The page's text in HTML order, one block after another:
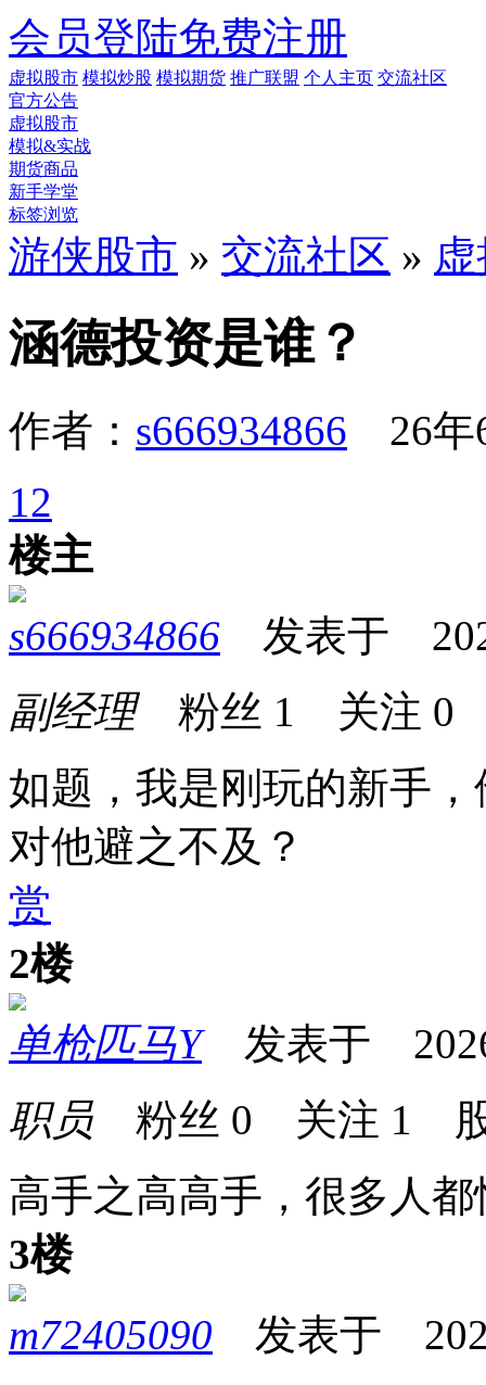
会员登陆免费注册
虚拟股市 模拟炒股 模拟期货 推广联盟 个人主页 交流社区
官方公告
虚拟股市
模拟&实战
期货商品
新手学堂
标签浏览
游侠股市 » 交流社区 »
涵德投资是谁？
作者： s666934866 26年
12
楼主
s666934866 发表于
副经理粉丝 1 关注 0
如题，我是刚玩的新手
对他避之不及？
赏
2楼
单枪匹马Y发表于
职员 粉丝 0 关注 1
高手之高高手，很多人都
3楼
m72405090 发表于